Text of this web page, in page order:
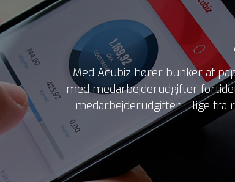
Med Acubiz hører bunker af
med medarbejderudgifter
medarbejderudgifter – lige fra